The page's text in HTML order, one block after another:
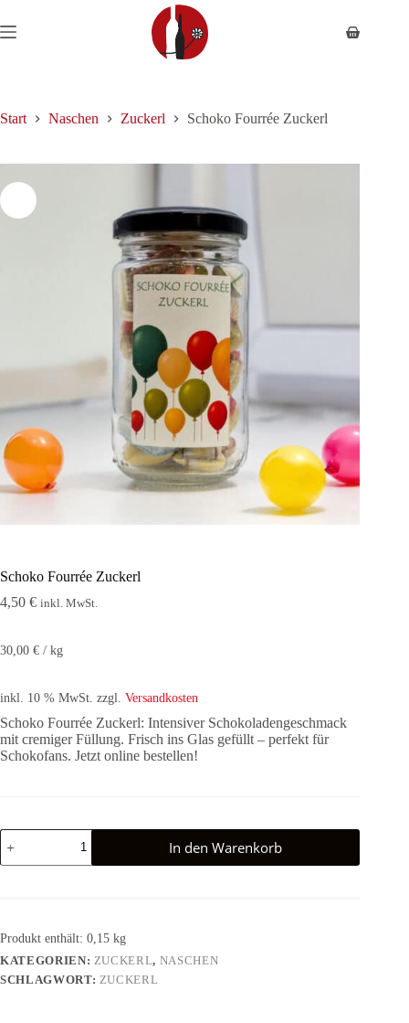
Inhalt
springen
Warenkorb
Start Naschen Zuckerl Schoko Fourrée Zuckerl
Schoko Fourrée Zuckerl
4,50 € inkl. MwSt.
30,00 € / kg
inkl. 10 % MwSt. zzgl. Versandkosten
Schoko Fourrée Zuckerl: Intensiver Schokoladengeschmack
mit cremiger Füllung. Frisch ins Glas gefüllt – perfekt für
Schokofans. Jetzt online bestellen!
Schoko
Fourrée
Zuckerl
In den Warenkorb
Produkt enthält: 0,15 kg
KATEGORIEN: ZUCKERL, NASCHEN
SCHLAGWORT: ZUCKERL